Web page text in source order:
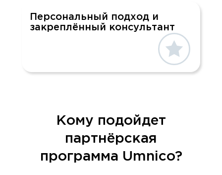
Персональный подход и
закреплённый консультант
Кому подойдет
партнёрская
программа Umnico?